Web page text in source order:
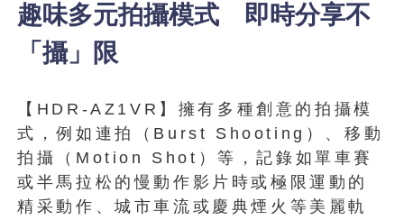
趣味多元拍攝模式 即時分享不
「攝」限
【HDR-AZ1VR】擁有多種創意的拍攝模
式，例如連拍（Burst Shooting）、移動
拍攝（Motion Shot）等，記錄如單車賽
或半馬拉松的慢動作影片時或極限運動的
精采動作、城市車流或慶典煙火等美麗軌